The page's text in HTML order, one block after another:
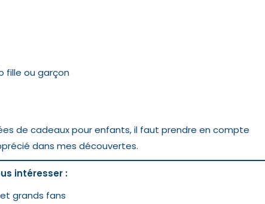
fille ou garçon
de cadeaux pour enfants, il faut prendre en compte
dans mes découvertes.
intéresser :
grands fans